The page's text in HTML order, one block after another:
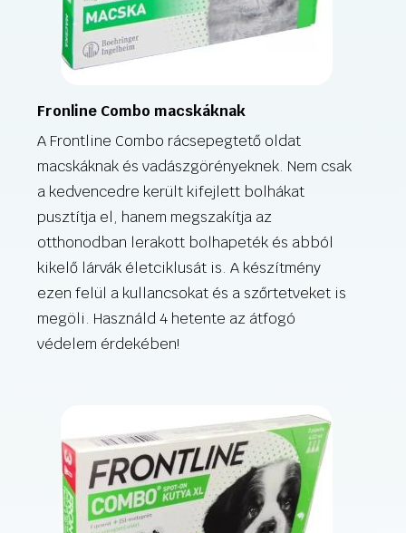
Fronline Combo macskáknak
A Frontline Combo rácsepegtető oldat
macskáknak és vadászgörényeknek. Nem csak
a kedvencedre került kifejlett bolhákat
pusztítja el, hanem megszakítja az
otthonodban lerakott bolhapeték és abból
kikelő lárvák életciklusát is. A készítmény
ezen felül a kullancsokat és a szőrtetveket is
megöli. Használd 4 hetente az átfogó
védelem érdekében!